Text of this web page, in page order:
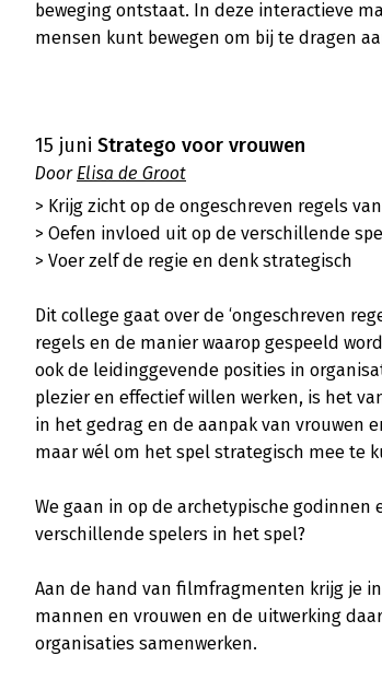
beweging ontstaat. In deze interactieve
mensen kunt bewegen om bij te dragen
15 juni Stratego voor vrouwen
Door Elisa de Groot
> Krijg zicht op de ongeschreven regels
> Oefen invloed uit op de verschillende
> Voer zelf de regie en denk strategisch
Dit college gaat over de ‘ongeschreven
regels en de manier waarop gespeeld
ook de leidinggevende posities in
plezier en effectief willen werken, is het
in het gedrag en de aanpak van vrouwen
maar wél om het spel strategisch mee te
We gaan in op de archetypische
verschillende spelers in het spel?
Aan de hand van filmfragmenten krijg je
mannen en vrouwen en de uitwerking